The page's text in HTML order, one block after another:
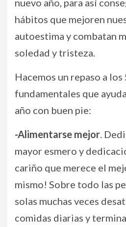
nuevo año, para así
hábitos que mejoren
autoestima y combatan
soledad y tristeza.
Hacemos un repaso a
fundamentales que
año con buen pie:
-Alimentarse mejor.
mayor esmero y
cariño que merece el
mismo! Sobre todo las
solas muchas veces
comidas diarias y